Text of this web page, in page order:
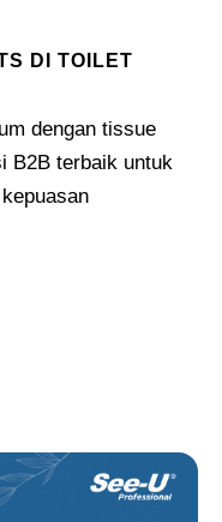
DI TOILET
dengan tissue
B2B terbaik untuk